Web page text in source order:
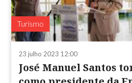
Turismo
23 julho 2023 12:00
José Manuel Santos tomou